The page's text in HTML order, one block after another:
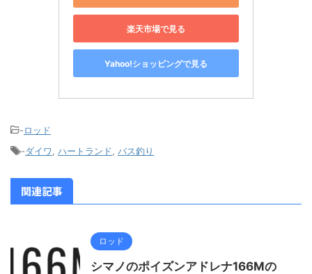
楽天市場で見る
Yahoo!ショッピングで見る
-ロッド
-ダイワ ハートランド バス釣り
関連記事
ロッド
シマノのポイズンアドレナ166Mの